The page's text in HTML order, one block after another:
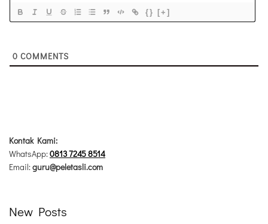
{} [+]
0 COMMENTS
Kontak Kami:
WhatsApp:0813 7245 8514
Email:guru@peletasli.com
New Posts